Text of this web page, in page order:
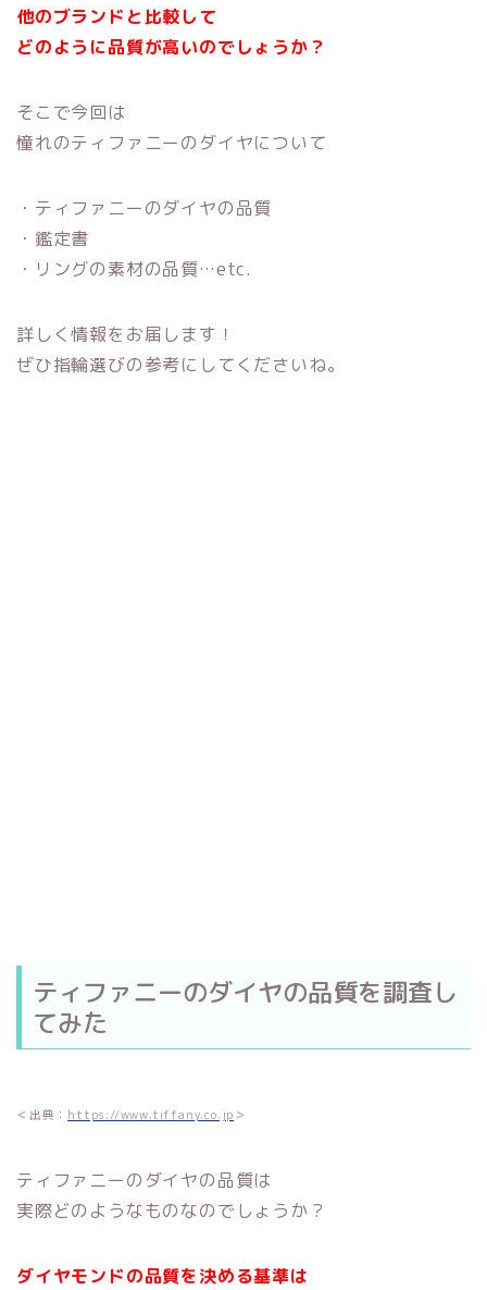
他のブランドと比較して
どのように品質が高いのでしょうか？
そこで今回は
憧れのティファニーのダイヤについて
・ティファニーのダイヤの品質
・鑑定書
・リングの素材の品質…etc.
詳しく情報をお届します！
ぜひ指輪選びの参考にしてくださいね。
ティファニーのダイヤの品質を調査し
てみた
＜出典： https://www.tiffany.co.jp ＞
ティファニーのダイヤの品質は
実際どのようなものなのでしょうか？
ダイヤモンドの品質を決める基準は